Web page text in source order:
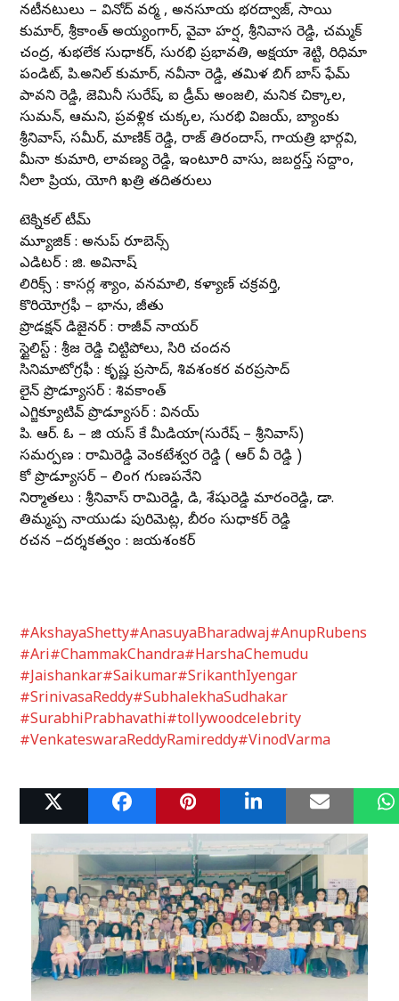
నటీనటులు – వినోద్ వర్మ , అనసూయ భరద్వాజ్, సాయి
కుమార్, శ్రీకాంత్ అయ్యంగార్, వైవా హర్ష, శ్రీనివాస రెడ్డి, చమ్మక్
చంద్ర, శుభలేక సుధాకర్, సురభి ప్రభావతి, అక్షయా శెట్టి, రిధిమా
పండిట్, పి.అనిల్ కుమార్, నవీనా రెడ్డి, తమిళ బిగ్ బాస్ ఫేమ్
పావని రెడ్డి, జెమినీ సురేష్, ఐ డ్రీమ్ అంజలి, మనిక చిక్కాల,
సుమన్, ఆమని, ప్రవళ్లిక చుక్కల, సురభి విజయ్, బ్యాంకు
శ్రీనివాస్, సమీర్, మాణిక్ రెడ్డి, రాజ్ తిరందాస్, గాయత్రి భార్గవి,
మీనా కుమారి, లావణ్య రెడ్డి, ఇంటూరి వాసు, జబర్దస్త్ సద్దాం,
నీలా ప్రియ, యోగి ఖత్రి తదితరులు
టెక్నికల్ టీమ్
మ్యూజిక్ : అనుప్ రూబెన్స్
ఎడిటర్ : జి. అవినాష్
లిరిక్స్ : కాసర్ల శ్యాం, వనమాలి, కళ్యాణ్ చక్రవర్తి,
కొరియోగ్రఫీ – భాను, జీతు
ప్రొడక్షన్ డిజైనర్ : రాజీవ్ నాయర్
స్టైలిస్ట్ : శ్రీజ రెడ్డి చిట్టిపోలు, సిరి చందన
సినిమాటోగ్రఫీ : కృష్ణ ప్రసాద్, శివశంకర వరప్రసాద్
లైన్ ప్రొడ్యూసర్ : శివకాంత్
ఎగ్జిక్యూటివ్ ప్రొడ్యూసర్ : వినయ్
పి. ఆర్. ఓ – జి యస్ కే మీడియా(సురేష్ – శ్రీనివాస్)
సమర్పణ : రామిరెడ్డి వెంకటేశ్వర రెడ్డి ( ఆర్ వీ రెడ్డి )
కో ప్రొడ్యూసర్ – లింగ గుణపనేని
నిర్మాతలు : శ్రీనివాస్ రామిరెడ్డి, డి, శేషురెడ్డి మారంరెడ్డి, డా.
తిమ్మప్ప నాయుడు పురిమెట్ల, బీరం సుధాకర్ రెడ్డి
రచన –దర్శకత్వం : జయశంకర్
#AkshayaShetty#AnasuyaBharadwaj#AnupRubens
#Ari#ChammakChandra#HarshaChemudu
#Jaishankar#Saikumar#SrikanthIyengar
#SrinivasaReddy#SubhalekhaSudhakar
#SurabhiPrabhavathi#tollywoodcelebrity
#VenkateswaraReddyRamireddy#VinodVarma
Related Posts